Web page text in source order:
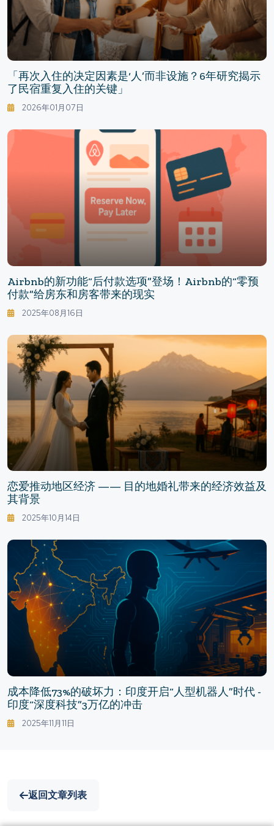
「再次入住的决定因素是‘人’而非设施？6年研究揭示
了民宿重复入住的关键」
2026年01月07日
Airbnb的新功能“后付款选项”登场！Airbnb的“零预
付款”给房东和房客带来的现实
2025年08月16日
恋爱推动地区经济 —— 目的地婚礼带来的经济效益及
其背景
2025年10月14日
成本降低73%的破坏力：印度开启“人型机器人”时代 -
印度“深度科技”3万亿的冲击
2025年11月11日
返回文章列表